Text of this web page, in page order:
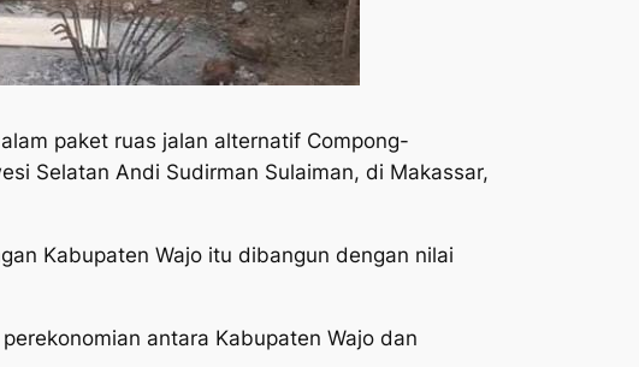
paket ruas jalan alternatif Compong-
Selatan Andi Sudirman Sulaiman, di Makassar,
Kabupaten Wajo itu dibangun dengan nilai
antara Kabupaten Wajo dan